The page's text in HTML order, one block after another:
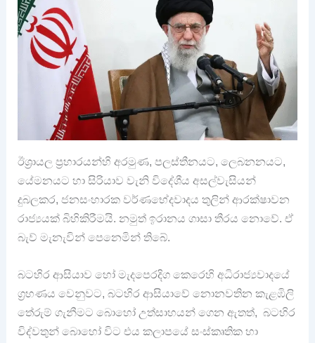
ඊශ්‍රායල ප්‍රහාරයන්හි අරමුණ, පලස්තීනයට, ලෙබනනයට,
යේමනයට හා සිරියාව වැනි විදේශීය අසල්වැසියන්
දුබලකර, ජනසංහාරක වර්ණභේදවාදය තුලින් ආරක්ෂාවන
රාජ්‍යයක් බිහිකිරීමයි. නමුත් ඉරානය ගාසා තීරය නොවේ. ඒ
බැව් මැනැවින් පෙනෙමින් තිබේ.
බටහිර ආසියාව හෝ මැදපෙරදිග කෙරෙහි අධිරාජ්‍යවාදයේ
ග්‍රහණය වෙනුවට, බටහිර ආසියාවේ නොනවතින කැළඹිලි
තේරුම් ගැනීමට බොහෝ උත්සාහයන් ගෙන ඇතත්, බටහිර
විද්වතුන් බොහෝ විට එය කලාපයේ සංස්කෘතික හා